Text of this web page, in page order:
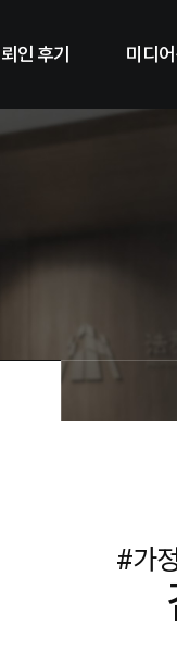
인 후기 미디
#가